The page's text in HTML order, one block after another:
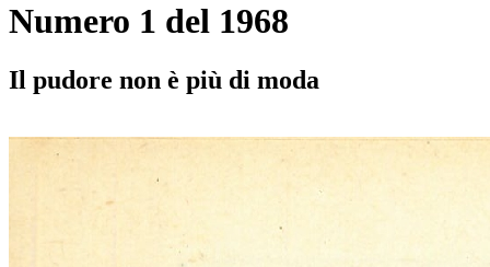
Numero 1 del 1968
Il pudore non è più di moda